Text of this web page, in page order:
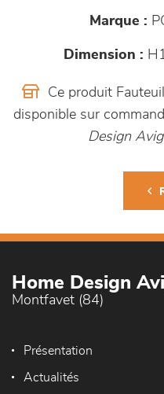
Marque :
Dimension :
Ce produit
disponible sur
Design
Home Design
Montfavet (84)
Présentation
Actualités